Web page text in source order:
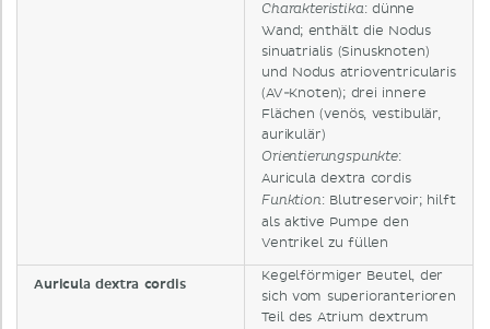
Charakteristika: dünne
Wand; enthält die Nodus
sinuatrialis (Sinusknoten)
und Nodus atrioventricularis
(AV-Knoten); drei innere
Flächen (venös, vestibulär,
aurikulär)
Orientierungspunkte:
Auricula dextra cordis
Funktion: Blutreservoir; hilft
als aktive Pumpe den
Ventrikel zu füllen
Auricula dextra cordis
Kegelförmiger Beutel, der
sich vom superioranterioren
Teil des Atrium dextrum